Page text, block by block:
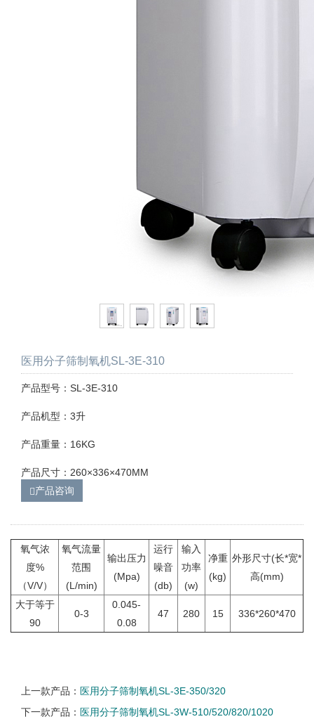
医用分子筛制氧机SL-3E-310
产品型号：SL-3E-310
产品机型：3升
产品重量：16KG
产品尺寸：260×336×470MM
产品咨询
氧气浓
度%
（V/V）
氧气流量
范围
(L/min)
输出压力
(Mpa)
运行
噪音
(db)
输入
功率
(w)
净重
(kg)
外形尺寸(长*宽*
高(mm)
大于等于
90
0-3
0.045-
0.08
47 280 15 336*260*470
上一款产品： 医用分子筛制氧机SL-3E-350/320
下一款产品： 医用分子筛制氧机SL-3W-510/520/820/1020